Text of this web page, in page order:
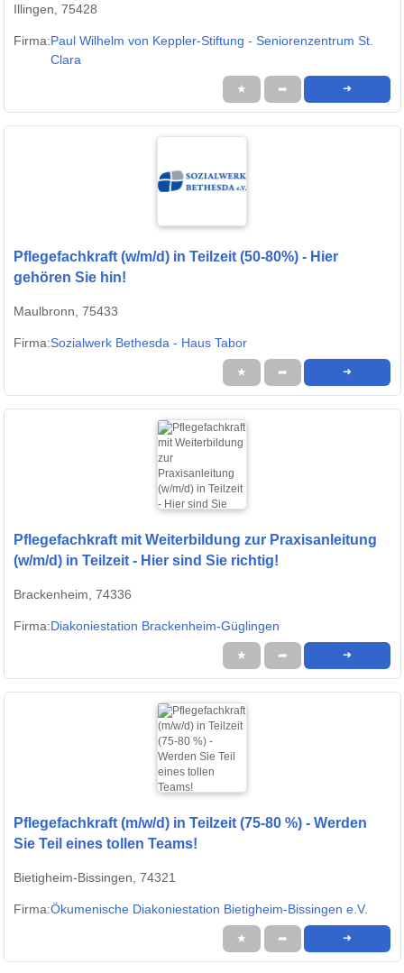
Illingen, 75428
Firma:Paul Wilhelm von Keppler-Stiftung - Seniorenzentrum St.
Clara
★ ➦ ➜
Pflegefachkraft (w/m/d) in Teilzeit (50-80%) - Hier
gehören Sie hin!
Maulbronn, 75433
Firma:Sozialwerk Bethesda - Haus Tabor
★ ➦ ➜
Pflegefachkraft mit Weiterbildung zur Praxisanleitung
(w/m/d) in Teilzeit - Hier sind Sie richtig!
Brackenheim, 74336
Firma:Diakoniestation Brackenheim-Güglingen
★ ➦ ➜
Pflegefachkraft (m/w/d) in Teilzeit (75-80 %) - Werden
Sie Teil eines tollen Teams!
Bietigheim-Bissingen, 74321
Firma:Ökumenische Diakoniestation Bietigheim-Bissingen e.V.
★ ➦ ➜